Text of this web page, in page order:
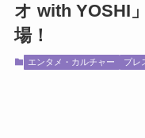
オ with YOSHI
場！
エンタメ・カルチャー プレ